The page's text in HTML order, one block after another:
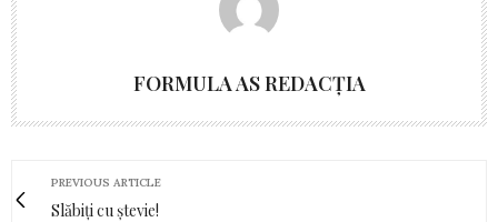
FORMULA AS REDACȚIA
PREVIOUS ARTICLE
Slăbiți cu ștevie!